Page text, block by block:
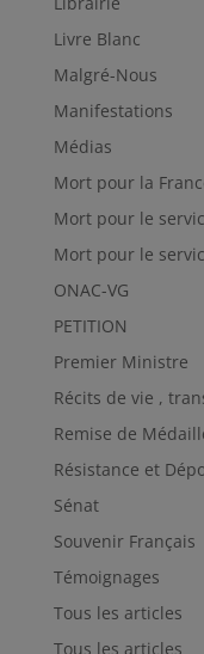
Livre Blanc
Malgré-Nous
Manifestations
Médias
Mort pour la
Mort pour le
Mort pour le
ONAC-VG
PETITION
Premier Ministre
Récits de vie ,
Remise de
Résistance et
Sénat
Souvenir Français
Témoignages
Tous les articles
Tous les articles